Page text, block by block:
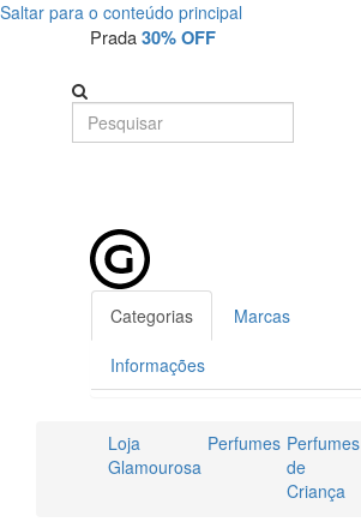
Saltar para o conteúdo principal
Prada30% OFF
Categorias Marcas
Informações
Loja
Glamourosa
Perfumes Perfumes
de
Criança